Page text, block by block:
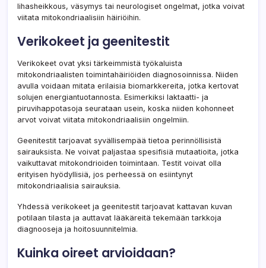
lihasheikkous, väsymys tai neurologiset ongelmat, jotka voivat
viitata mitokondriaalisiin häiriöihin.
Verikokeet ja geenitestit
Verikokeet ovat yksi tärkeimmistä työkaluista
mitokondriaalisten toimintahäiriöiden diagnosoinnissa. Niiden
avulla voidaan mitata erilaisia biomarkkereita, jotka kertovat
solujen energiantuotannosta. Esimerkiksi laktaatti- ja
piruvihappotasoja seurataan usein, koska niiden kohonneet
arvot voivat viitata mitokondriaalisiin ongelmiin.
Geenitestit tarjoavat syvällisempää tietoa perinnöllisistä
sairauksista. Ne voivat paljastaa spesifisiä mutaatioita, jotka
vaikuttavat mitokondrioiden toimintaan. Testit voivat olla
erityisen hyödyllisiä, jos perheessä on esiintynyt
mitokondriaalisia sairauksia.
Yhdessä verikokeet ja geenitestit tarjoavat kattavan kuvan
potilaan tilasta ja auttavat lääkäreitä tekemään tarkkoja
diagnooseja ja hoitosuunnitelmia.
Kuinka oireet arvioidaan?